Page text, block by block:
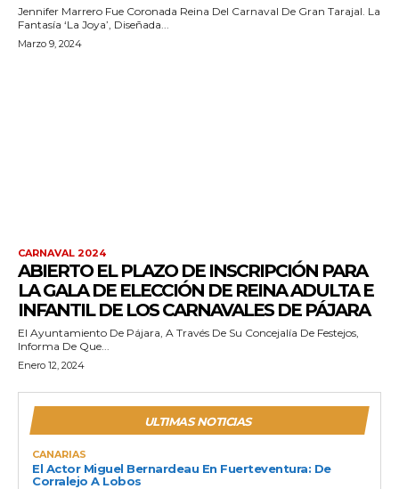
Jennifer Marrero Fue Coronada Reina Del Carnaval De Gran Tarajal. La
Fantasía ‘La Joya’, Diseñada...
Marzo 9, 2024
CARNAVAL 2024
ABIERTO EL PLAZO DE INSCRIPCIÓN PARA
LA GALA DE ELECCIÓN DE REINA ADULTA E
INFANTIL DE LOS CARNAVALES DE PÁJARA
El Ayuntamiento De Pájara, A Través De Su Concejalía De Festejos,
Informa De Que...
Enero 12, 2024
ULTIMAS NOTICIAS
CANARIAS
El Actor Miguel Bernardeau En Fuerteventura: De
Corralejo A Lobos